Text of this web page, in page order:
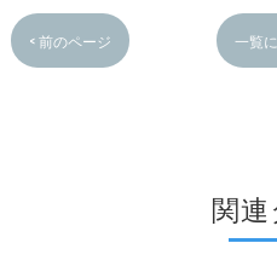
< 前のページ 一覧
関